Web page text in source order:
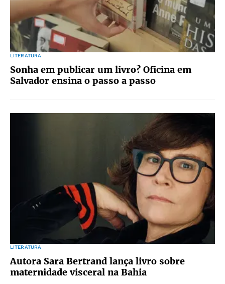
LITERATURA
Sonha em publicar um livro? Oficina em
Salvador ensina o passo a passo
LITERATURA
Autora Sara Bertrand lança livro sobre
maternidade visceral na Bahia